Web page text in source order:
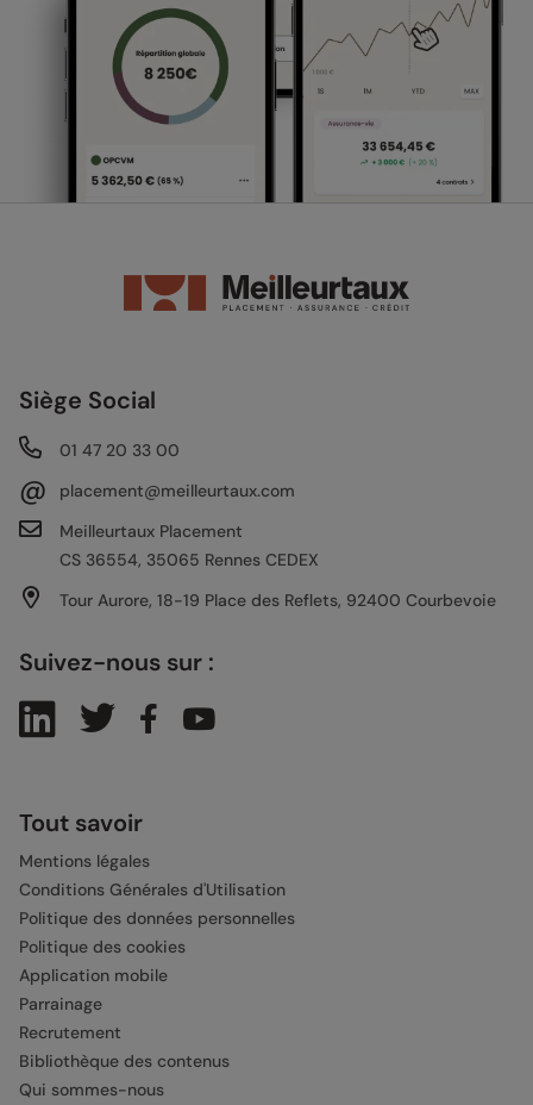
Siège Social
01 47 20 33 00
@
placement@meilleurtaux.com
Meilleurtaux Placement
CS 36554, 35065 Rennes CEDEX
Tour Aurore, 18-19 Place des Reflets, 92400 Courbevoie
Suivez-nous sur :
Tout savoir
Mentions légales
Conditions Générales d'Utilisation
Politique des données personnelles
Politique des cookies
Application mobile
Parrainage
Recrutement
Bibliothèque des contenus
Qui sommes-nous